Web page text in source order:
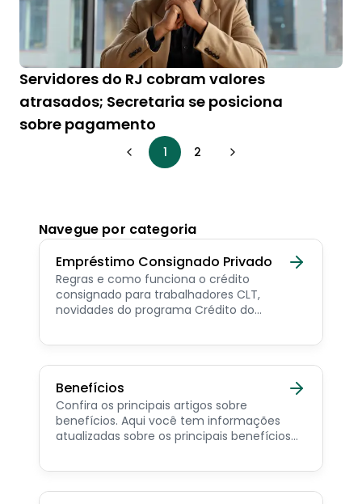
Servidores do RJ cobram valores
atrasados; Secretaria se posiciona
sobre pagamento
1 2
Navegue por categoria
Empréstimo Consignado Privado
Regras e como funciona o crédito
consignado para trabalhadores CLT,
novidades do programa Crédito do
consignado privado.
Benefícios
Confira os principais artigos sobre
benefícios. Aqui você tem informações
atualizadas sobre os principais benefícios
pensionista e beneficiários de programas